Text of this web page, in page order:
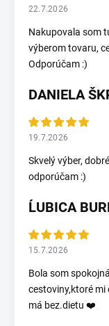
22.7.2026
Nakupovala som
výberom tovaru,
Odporúčam :)
DANIELA
19.7.2026
Skvelý výber,
odporúčam :)
ĹUBICA
15.7.2026
Bola som
cestoviny,ktoré
má bez.dietu ❤️